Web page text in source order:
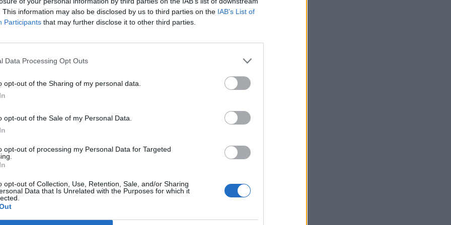
This information may also be disclosed by us to third parties on the IAB’s List of
Participants that may further disclose it to other third parties.
Data Processing Opt Outs
opt-out of the Sharing of my personal data.
opt-out of the Sale of my Personal Data.
opt-out of processing my Personal Data for Targeted
opt-out of Collection, Use, Retention, Sale, and/or Sharing
Data that Is Unrelated with the Purposes for which it
ma a vezető európai tőzsdék, hiszen az irányadó indexek az autógyártók,
és vegyipari szektor gyengélkedése. A lokális piacok közül London szerepelt a
az FTSE 100 6,206 ponton zárta a napot 0.3%-os esés után....
cikkarchívum
elmúlt 2 év napon belüli
Előfizetés